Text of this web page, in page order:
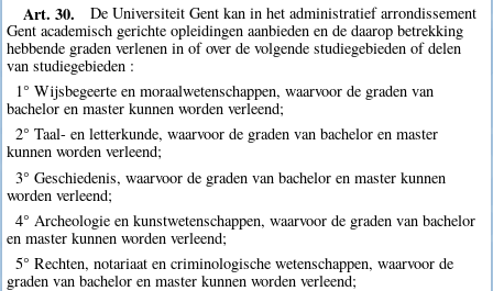
Art. 30.
De Universiteit Gent kan in het administratief arrondissement
Gent academisch gerichte opleidingen aanbieden en de daarop betrekking
hebbende graden verlenen in of over de volgende studiegebieden of delen
van studiegebieden :
1° Wijsbegeerte en moraalwetenschappen, waarvoor de graden van
bachelor en master kunnen worden verleend;
2° Taal- en letterkunde, waarvoor de graden van bachelor en master
kunnen worden verleend;
3° Geschiedenis, waarvoor de graden van bachelor en master kunnen
worden verleend;
4° Archeologie en kunstwetenschappen, waarvoor de graden van bachelor
en master kunnen worden verleend;
5° Rechten, notariaat en criminologische wetenschappen, waarvoor de
graden van bachelor en master kunnen worden verleend;